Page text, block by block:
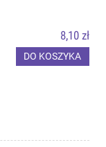
8,10 zł
DO KOSZYKA